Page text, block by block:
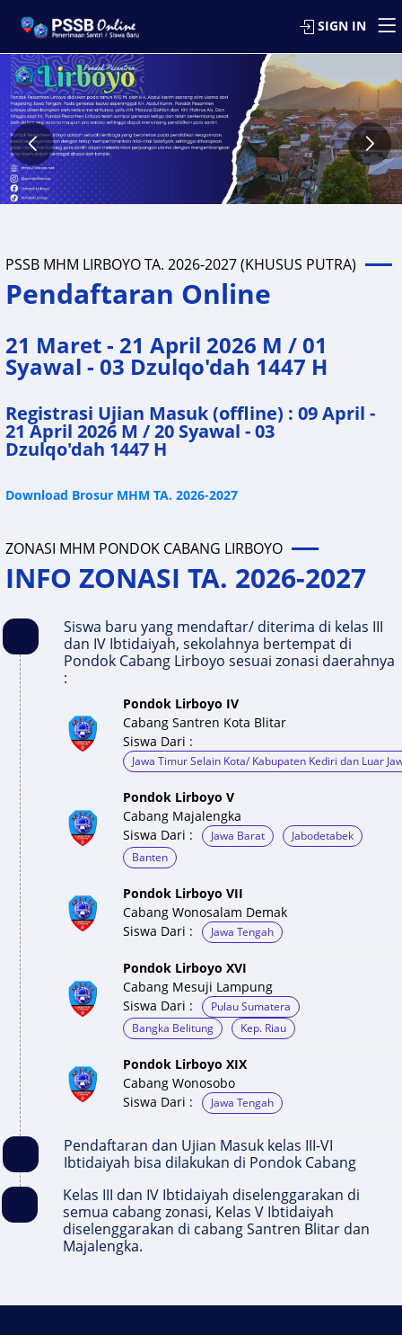
SIGN IN
PSSB MHM LIRBOYO TA. 2026-2027 (KHUSUS PUTRA)
Pendaftaran Online
21 Maret - 21 April 2026 M / 01
Syawal - 03 Dzulqo'dah 1447 H
Registrasi Ujian Masuk (offline) : 09 April -
21 April 2026 M / 20 Syawal - 03
Dzulqo'dah 1447 H
Download Brosur MHM TA. 2026-2027
ZONASI MHM PONDOK CABANG LIRBOYO
INFO ZONASI TA. 2026-2027
Siswa baru yang mendaftar/ diterima di kelas III
dan IV Ibtidaiyah, sekolahnya bertempat di
Pondok Cabang Lirboyo sesuai zonasi daerahnya
:
Pondok Lirboyo IV
Cabang Santren Kota Blitar
Siswa Dari :
Jawa Timur Selain Kota/ Kabupaten Kediri dan Luar
Pondok Lirboyo V
Cabang Majalengka
Siswa Dari :
Jawa Barat
Jabodetabek
Banten
Pondok Lirboyo VII
Cabang Wonosalam Demak
Siswa Dari :
Jawa Tengah
Pondok Lirboyo XVI
Cabang Mesuji Lampung
Siswa Dari :
Pulau Sumatera
Bangka Belitung
Kep. Riau
Pondok Lirboyo XIX
Cabang Wonosobo
Siswa Dari :
Jawa Tengah
Pendaftaran dan Ujian Masuk kelas III-VI
Ibtidaiyah bisa dilakukan di Pondok Cabang
Kelas III dan IV Ibtidaiyah diselenggarakan di
semua cabang zonasi, Kelas V Ibtidaiyah
diselenggarakan di cabang Santren Blitar dan
Majalengka.